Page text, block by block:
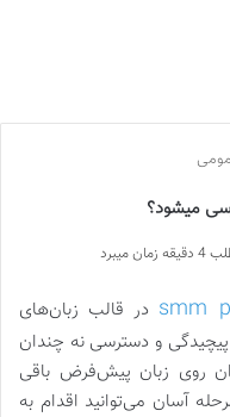
میشود؟
میبرد
smm در قالب زبان‌های
و دسترسی نه چندان
روی زبان پیش‌فرض باقی
آسان می‌توانید اقدام به